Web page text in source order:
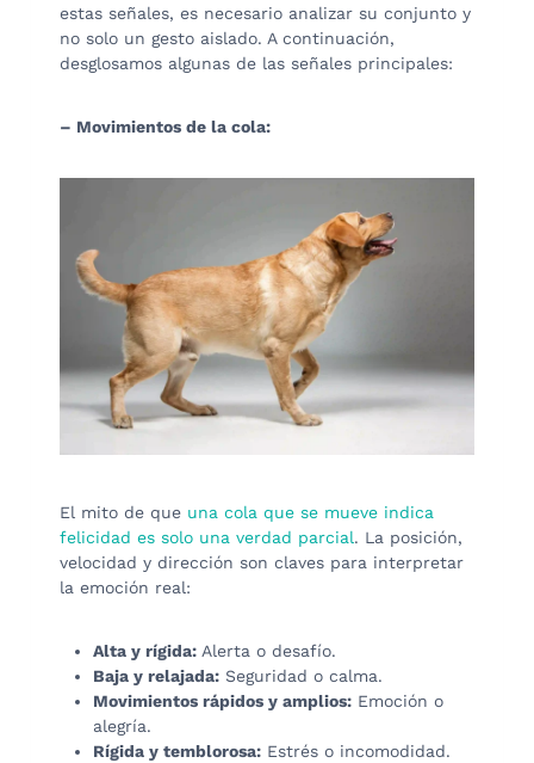
estas señales, es necesario analizar su conjunto y
no solo un gesto aislado. A continuación,
desglosamos algunas de las señales principales:
– Movimientos de la cola:
El mito de que una cola que se mueve indica
felicidad es solo una verdad parcial. La posición,
velocidad y dirección son claves para interpretar
la emoción real:
Alta y rígida: Alerta o desafío.
Baja y relajada: Seguridad o calma.
Movimientos rápidos y amplios: Emoción o
alegría.
Rígida y temblorosa: Estrés o incomodidad.